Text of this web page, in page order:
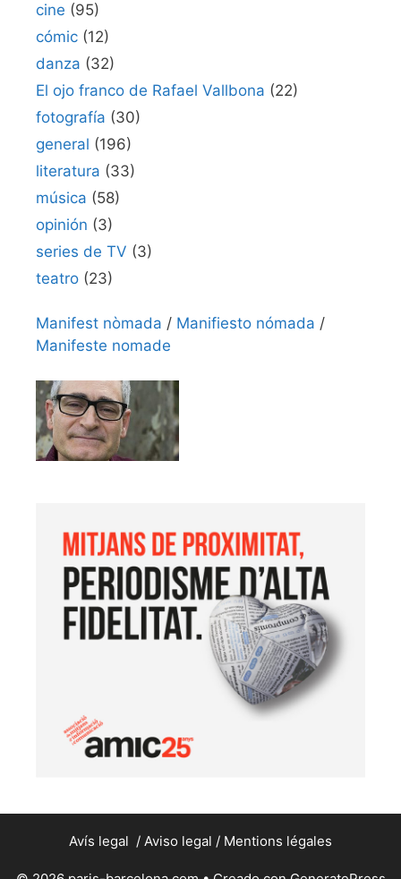
cine (95)
cómic (12)
danza (32)
El ojo franco de Rafael Vallbona (22)
fotografía (30)
general (196)
literatura (33)
música (58)
opinión (3)
series de TV (3)
teatro (23)
Manifest nòmada / Manifiesto nómada /
Manifeste nomade
Avís legal / Aviso legal / Mentions légales